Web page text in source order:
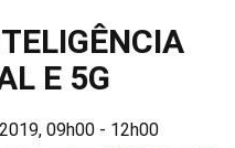
E 5G
09h00 - 12h00